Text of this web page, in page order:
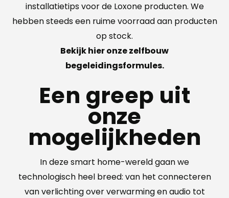
installatietips voor de Loxone producten. We
hebben steeds een ruime voorraad aan producten
op stock.
Bekijkhieronze zelfbouw
begeleidingsformules.
Een greep uit
onze
mogelijkheden
In deze smart home-wereld gaan we
technologisch heel breed: van het connecteren
van verlichting over verwarming en audio tot